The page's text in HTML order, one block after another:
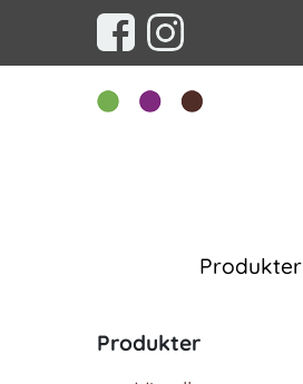
Produkter
Produkter